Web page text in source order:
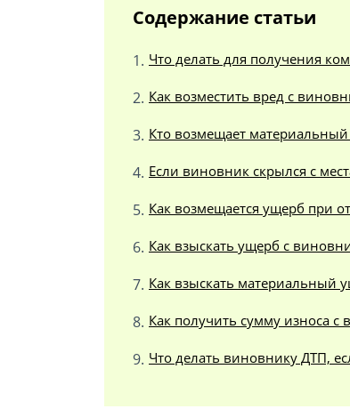
Содержание статьи
Что делать для получения
Как возместить вред с
Кто возмещает
Если виновник скрылся с
Как возмещается ущерб при
Как взыскать ущерб с
Как взыскать материальный
Как получить сумму износа с
Что делать виновнику ДТП,